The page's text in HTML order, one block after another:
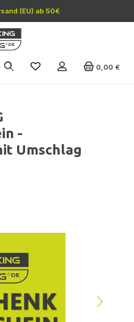
(EU) ab 50€
0,00 €
-
Umschlag